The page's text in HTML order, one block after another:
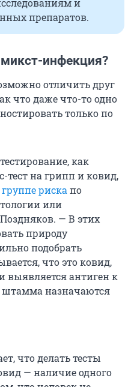
и
препаратов.
инфекция?
отличить друг
что даже что-то одно
только по
как
тест на грипп и ковид,
рискапо
или
— В этих
природу
подобрать
что это ковид,
выявляется антиген к
штамма назначаются
что делать тесты
— наличие одного